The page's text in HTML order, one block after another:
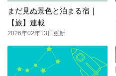
まだ見ぬ景色と泊まる宿｜
【旅】連載
2026年02年13日更新